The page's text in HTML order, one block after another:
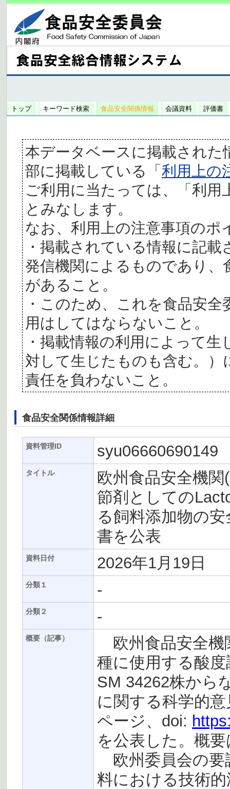
トップ キーワード検索 食品安全関係情報 会議資料 評価書
本データベースに掲載された
部に掲載している「利用上の
ご利用に当たっては、「利
とみなします。
なお、利用上の注意事項の
・掲載されている情報に記
発信機関によるものであり、
があること。
・このため、これを食品安
用はしてはならないこと。
・掲載情報の利用によって
対して生じたものも含む。
責任を負わないこと。
食品安全関係情報詳細
資料管理ID syu06660690149
タイトル
欧州食品安全機
節剤としての
る飼料添加物の
書を公表
資料日付 2026年1月19日
分類１ -
分類２ -
概要（記事）
欧州食品安全機
種に使用する酸
SM 34262株から
に関する科学的
ページ、doi:
を公表した。概
欧州委員会の要
料における技術